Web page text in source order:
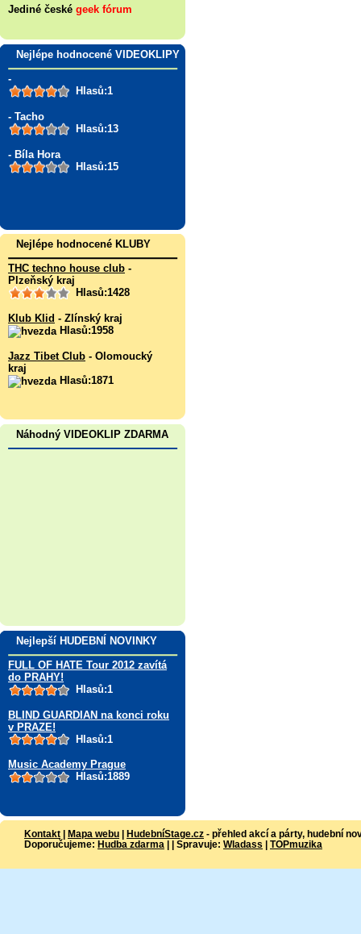
Jediné české geek fórum
Nejlépe hodnocené VIDEOKLIPY
-
Hlasů:1
- Tacho
Hlasů:13
- Bíla Hora
Hlasů:15
Nejlépe hodnocené KLUBY
THC techno house club -
Plzeňský kraj
Hlasů:1428
Klub Klid - Zlínský kraj
Hlasů:1958
Jazz Tibet Club - Olomoucký
kraj
Hlasů:1871
Náhodný VIDEOKLIP ZDARMA
Nejlepší HUDEBNÍ NOVINKY
FULL OF HATE Tour 2012 zavítá
do PRAHY!
Hlasů:1
BLIND GUARDIAN na konci roku
v PRAZE!
Hlasů:1
Music Academy Prague
Hlasů:1889
Kontakt | Mapa webu | HudebníStage.cz - přehled akcí a párty, hudební
Doporučujeme: Hudba zdarma | | Spravuje: Wladass | TOPmuzika